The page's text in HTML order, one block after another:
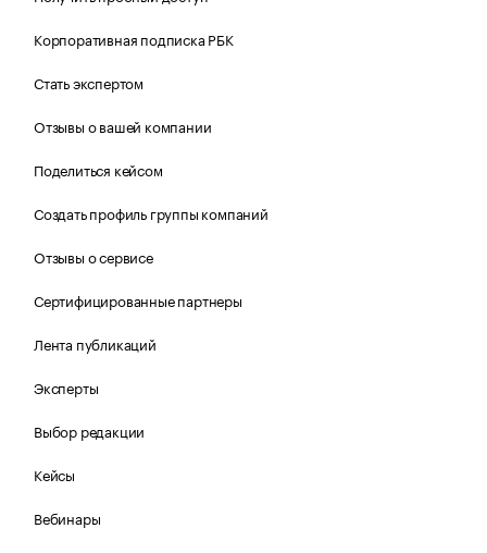
Корпоративная подписка РБК
Стать экспертом
Отзывы о вашей компании
Поделиться кейсом
Создать профиль группы компаний
Отзывы о сервисе
Сертифицированные партнеры
Лента публикаций
Эксперты
Выбор редакции
Кейсы
Вебинары